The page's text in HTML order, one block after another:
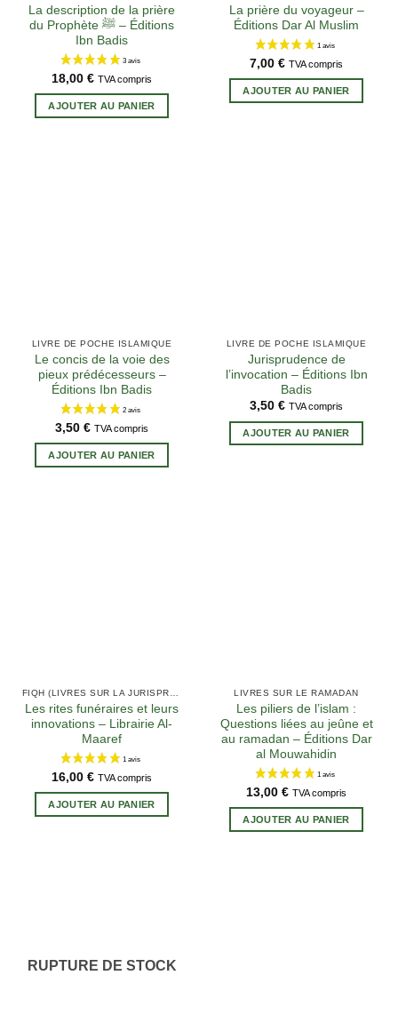
La description de la prière
du Prophète ﷺ – Éditions
Ibn Badis
18,00 € TVA compris
AJOUTER AU PANIER
La prière du voyageur –
Éditions Dar Al Muslim
7,00 € TVA compris
AJOUTER AU PANIER
LIVRE DE POCHE ISLAMIQUE
Le concis de la voie des
pieux prédécesseurs –
Éditions Ibn Badis
3,50 € TVA compris
AJOUTER AU PANIER
LIVRE DE POCHE ISLAMIQUE
Jurisprudence de
l’invocation – Éditions Ibn
Badis
3,50 € TVA compris
AJOUTER AU PANIER
Les rites funéraires et leurs
innovations – Librairie Al-
Maaref
16,00 € TVA compris
AJOUTER AU PANIER
LIVRES SUR LE RAMADAN
Les piliers de l’islam :
Questions liées au jeûne et
au ramadan – Éditions Dar
al Mouwahidin
13,00 € TVA compris
AJOUTER AU PANIER
RUPTURE DE STOCK